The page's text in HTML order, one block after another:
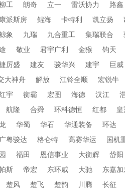
工 朗奇 立一 雷沃协力 路鑫
康派斯房 鲲海 卡特利 凯立扬
象 九瑞 九合重工 集瑞联合
敬业 君宇广利 金猴 钧天
厉盛 建友 骏华兴 建宇 巨威
大神舟 解放 江铃全顺 宏锐牛
宇 衡霸 宏图 海德 汉江
航隆 合舜 环科德恒 红都 皇
华蜀 华石 华通装备 环达
广粤骏达 格仑特 高赛华运 国机
福田 恩信事业 大衡辉 岱阳
斯 帝宏 东环威 大驰 东嘉加
楚风 楚飞 楚韵 川腾 长征